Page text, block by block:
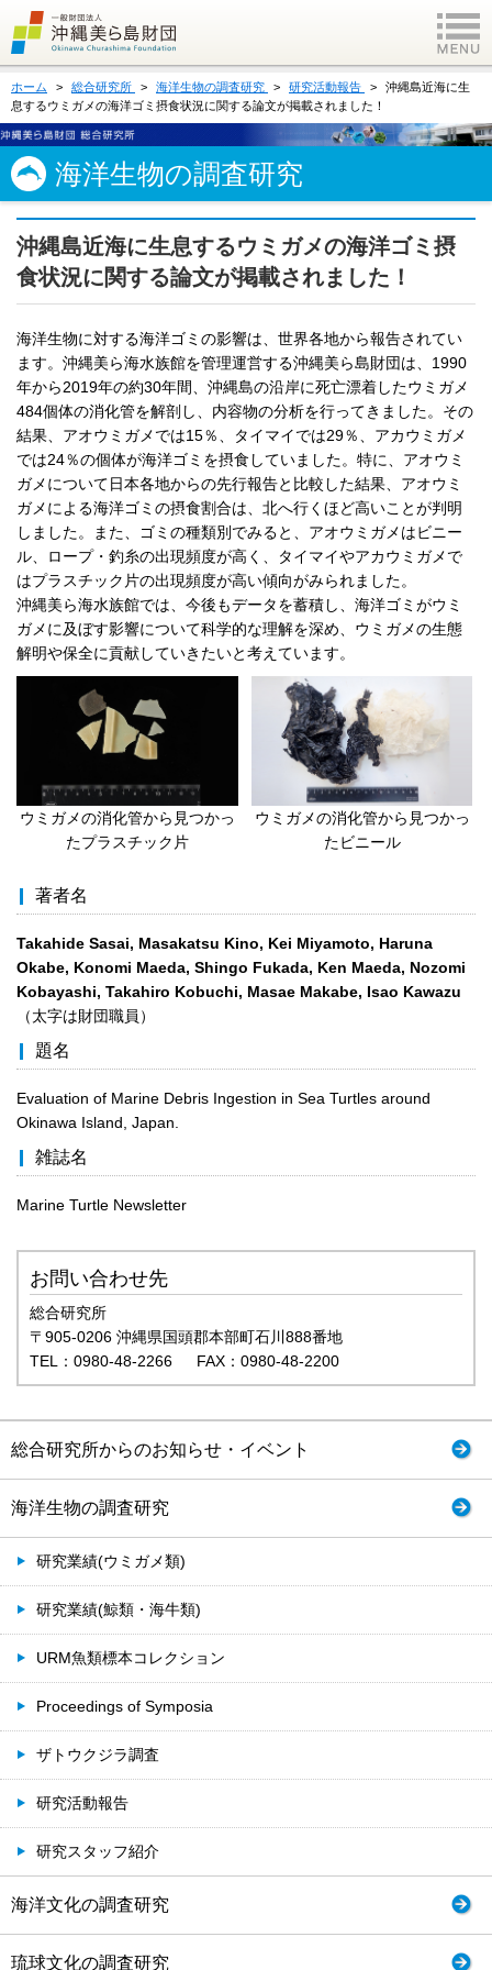
ホーム 総合研究所 海洋生物の調査研究 研究活動報告
沖縄島近海に生
息するウミガメの海洋ゴミ摂食状況に関する論文が掲載されました！
海洋生物の調査研究
沖縄島近海に生息するウミガメの海洋ゴミ摂
食状況に関する論文が掲載されました！
海洋生物に対する海洋ゴミの影響は、世界各地から報告されてい
ます。沖縄美ら海水族館を管理運営する沖縄美ら島財団は、1990
年から2019年の約30年間、沖縄島の沿岸に死亡漂着したウミガメ
484個体の消化管を解剖し、内容物の分析を行ってきました。その
結果、アオウミガメでは15％、タイマイでは29％、アカウミガメ
では24％の個体が海洋ゴミを摂食していました。特に、アオウミ
ガメについて日本各地からの先行報告と比較した結果、アオウミ
ガメによる海洋ゴミの摂食割合は、北へ行くほど高いことが判明
しました。また、ゴミの種類別でみると、アオウミガメはビニー
ル、ロープ・釣糸の出現頻度が高く、タイマイやアカウミガメで
はプラスチック片の出現頻度が高い傾向がみられました。
沖縄美ら海水族館では、今後もデータを蓄積し、海洋ゴミがウミ
ガメに及ぼす影響について科学的な理解を深め、ウミガメの生態
解明や保全に貢献していきたいと考えています。
ウミガメの消化管から見つかっ
たプラスチック片
ウミガメの消化管から見つかっ
たビニール
著者名
Takahide Sasai, Masakatsu Kino, Kei Miyamoto, Haruna
Okabe, Konomi Maeda, Shingo Fukada, Ken Maeda, Nozomi
Kobayashi, Takahiro Kobuchi, Masae Makabe, Isao Kawazu
（太字は財団職員）
題名
Evaluation of Marine Debris Ingestion in Sea Turtles around
Okinawa Island, Japan.
雑誌名
Marine Turtle Newsletter
お問い合わせ先
総合研究所
〒905-0206 沖縄県国頭郡本部町石川888番地
TEL：0980-48-2266 FAX：0980-48-2200
総合研究所からのお知らせ・イベント
海洋生物の調査研究
研究業績(ウミガメ類)
研究業績(鯨類・海牛類)
URM魚類標本コレクション
Proceedings of Symposia
ザトウクジラ調査
研究活動報告
研究スタッフ紹介
海洋文化の調査研究
琉球文化の調査研究